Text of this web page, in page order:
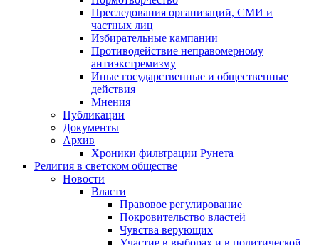
Преследования организаций, СМИ и
частных лиц
Избирательные кампании
Противодействие неправомерному
антиэкстремизму
Иные государственные и общественные
действия
Мнения
Публикации
Документы
Архив
Хроники фильтрации Рунета
Религия в светском обществе
Новости
Власти
Правовое регулирование
Покровительство властей
Чувства верующих
Участие в выборах и в политической